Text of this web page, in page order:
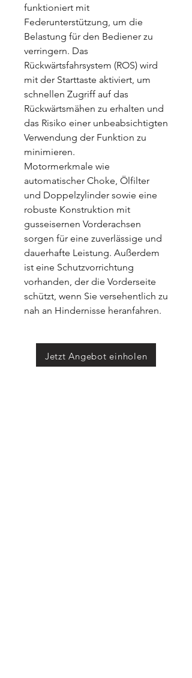
funktioniert mit
Federunterstützung, um die
Belastung für den Bediener zu
verringern. Das
Rückwärtsfahrsystem (ROS) wird
mit der Starttaste aktiviert, um
schnellen Zugriff auf das
Rückwärtsmähen zu erhalten und
das Risiko einer unbeabsichtigten
Verwendung der Funktion zu
minimieren.
Motormerkmale wie
automatischer Choke, Ölfilter
und Doppelzylinder sowie eine
robuste Konstruktion mit
gusseisernen Vorderachsen
sorgen für eine zuverlässige und
dauerhafte Leistung. Außerdem
ist eine Schutzvorrichtung
vorhanden, der die Vorderseite
schützt, wenn Sie versehentlich zu
nah an Hindernisse heranfahren.
Jetzt Angebot einholen